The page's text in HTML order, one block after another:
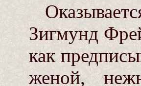
Зигмунд
как
женой,